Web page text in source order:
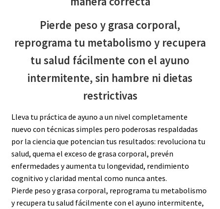
Pierde peso y grasa corporal,
reprograma tu metabolismo y recupera
tu salud fácilmente con el ayuno
intermitente, sin hambre ni dietas
restrictivas
Lleva tu práctica de ayuno a un nivel completamente
nuevo con técnicas simples pero poderosas respaldadas
por la ciencia que potencian tus resultados: revoluciona tu
salud, quema el exceso de grasa corporal, prevén
enfermedades y aumenta tu longevidad, rendimiento
cognitivo y claridad mental como nunca antes.
Pierde peso y grasa corporal, reprograma tu metabolismo
y recupera tu salud fácilmente con el ayuno intermitente,